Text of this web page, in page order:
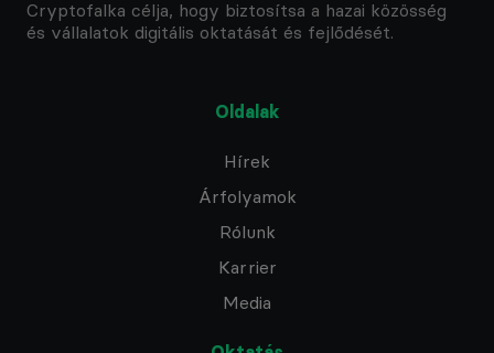
Cryptofalka célja, hogy biztosítsa a hazai közösség
és vállalatok digitális oktatását és fejlődését.
Oldalak
Hírek
Árfolyamok
Rólunk
Karrier
Media